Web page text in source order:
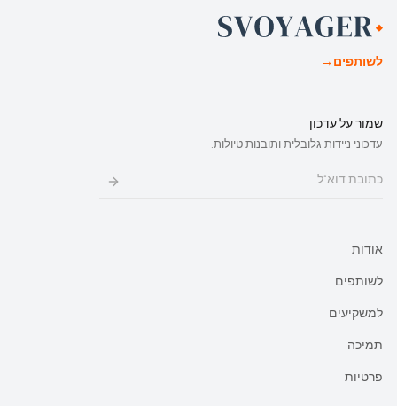
לשותפים →
שמור על עדכון
עדכוני ניידות גלובלית ותובנות טיולות.
אודות
לשותפים
למשקיעים
תמיכה
פרטיות